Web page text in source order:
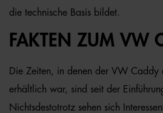
die technische Basis bildet.
FAKTEN ZUM VW
Die Zeiten, in denen der VW Caddy
erhältlich war, sind seit der
Nichtsdestotrotz sehen sich